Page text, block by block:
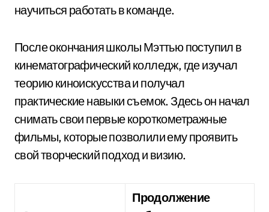
научиться работать в команде.
После окончания школы Мэттью поступил в
кинематографический колледж, где изучал
теорию киноискусства и получал
практические навыки съемок. Здесь он начал
снимать свои первые короткометражные
фильмы, которые позволили ему проявить
свой творческий подход и визию.
Продолжение